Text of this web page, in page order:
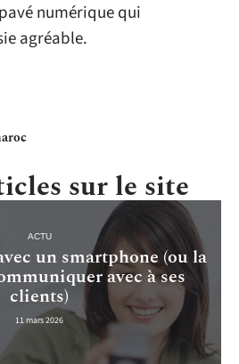
numérique qui
agréable.
sur le site
ACTU
un smartphone (ou la
avec à ses
clients)
11 mars 2026